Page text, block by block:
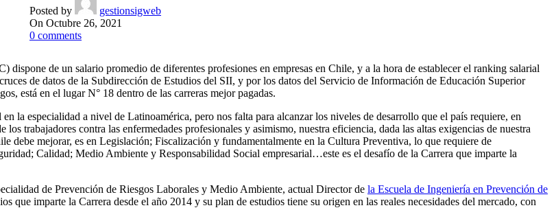
Posted by
gestionsigweb
On Octubre 26, 2021
0 comments
de un salario promedio de diferentes profesiones en empresas en Chile, y a la hora de establecer el ranking salarial
de datos de la Subdirección de Estudios del SII, y por los datos del Servicio de Información de Educación Superior
está en el lugar N° 18 dentro de las carreras mejor pagadas.
la especialidad a nivel de Latinoamérica, pero nos falta para alcanzar los niveles de desarrollo que el país requiere, en
trabajadores contra las enfermedades profesionales y asimismo, nuestra eficiencia, dada las altas exigencias de nuestra
debe mejorar, es en Legislación; Fiscalización y fundamentalmente en la Cultura Preventiva, lo que requiere de
Calidad; Medio Ambiente y Responsabilidad Social empresarial…este es el desafío de la Carrera que imparte la
de Prevención de Riesgos Laborales y Medio Ambiente, actual Director de la Escuela de Ingeniería en Prevención de
que imparte la Carrera desde el año 2014 y su plan de estudios tiene su origen en las reales necesidades del mercado, con